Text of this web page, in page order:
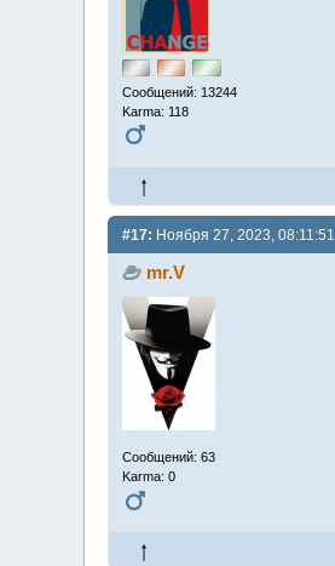
Сообщений: 13244
Karma: 118
#17: Ноября 27, 2023, 08:11:51
mr.V
Сообщений: 63
Karma: 0